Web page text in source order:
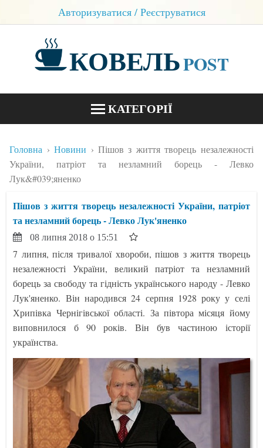
Авторизуватися / Реєструватися
КОВЕЛЬPOST
КАТЕГОРІЇ
БЛОГИ
Головна Новини
Пішов з життя творець незалежності
України, патріот та незламний борець - Левко
Лук&#039;яненко
Пішов з життя творець незалежності України, патріот
та незламний борець - Левко Лук'яненко
08 липня 2018 о 15:51
7 липня, після тривалої хвороби, пішов з життя творець
незалежності України, великий патріот та незламний
борець за свободу та гідність українського народу - Левко
Лук'яненко. Він народився 24 серпня 1928 року у селі
Хрипівка Чернігівської області. За півтора місяця йому
виповнилося б 90 років. Він був частиною історії
українства.